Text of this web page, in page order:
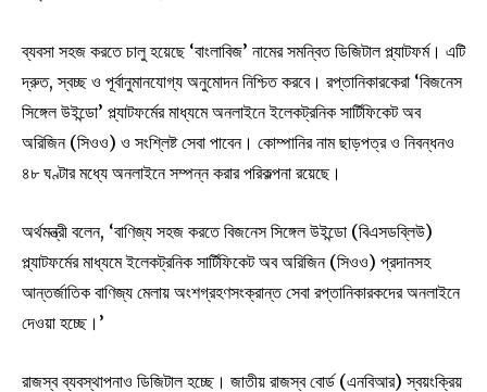
ব্যবসা সহজ করতে চালু হয়েছে ‘বাংলাবিজ’ নামের সমন্বিত ডিজিটাল প্ল্যাটফর্ম। এটি
দ্রুত, স্বচ্ছ ও পূর্বানুমানযোগ্য অনুমোদন নিশ্চিত করবে। রপ্তানিকারকেরা ‘বিজনেস
সিঙ্গেল উইন্ডো’ প্ল্যাটফর্মের মাধ্যমে অনলাইনে ইলেকট্রনিক সার্টিফিকেট অব
অরিজিন (সিওও) ও সংশ্লিষ্ট সেবা পাবেন। কোম্পানির নাম ছাড়পত্র ও নিবন্ধনও
৪৮ ঘণ্টার মধ্যে অনলাইনে সম্পন্ন করার পরিকল্পনা রয়েছে।
অর্থমন্ত্রী বলেন, ‘বাণিজ্য সহজ করতে বিজনেস সিঙ্গেল উইন্ডো (বিএসডব্লিউ)
প্ল্যাটফর্মের মাধ্যমে ইলেকট্রনিক সার্টিফিকেট অব অরিজিন (সিওও) প্রদানসহ
আন্তর্জাতিক বাণিজ্য মেলায় অংশগ্রহণসংক্রান্ত সেবা রপ্তানিকারকদের অনলাইনে
দেওয়া হচ্ছে।’
রাজস্ব ব্যবস্থাপনাও ডিজিটাল হচ্ছে। জাতীয় রাজস্ব বোর্ড (এনবিআর) স্বয়ংক্রিয়